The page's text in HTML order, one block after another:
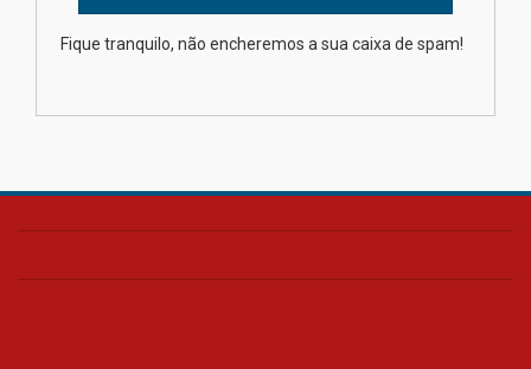
na educação dos filhos além da
Fique tranquilo, não encheremos a sua caixa de spam!